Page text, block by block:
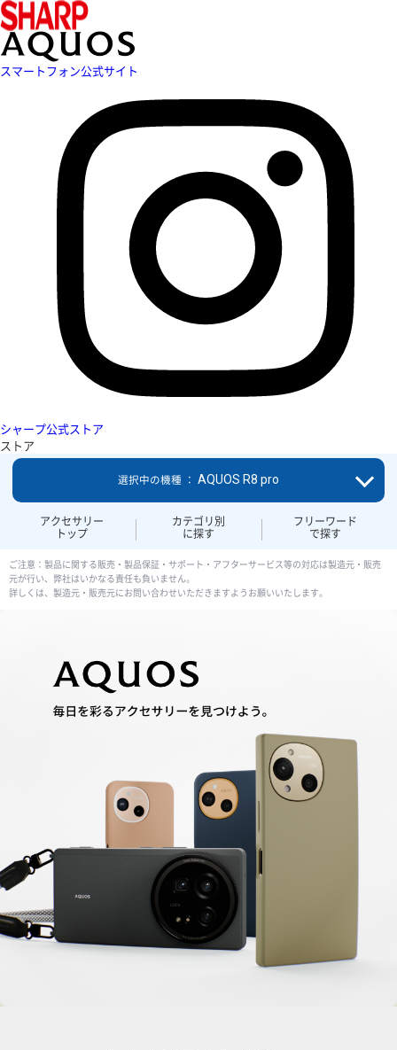
スマートフォン公式サイト
シャープ公式ストア
ストア
アクセサリー
トップ
カテゴリ別
に探す
フリーワード
で探す
選択中の機種 ： AQUOS R8 pro
ご注意：製品に関する販売・製品保証・サポート・アフターサービス等の対応は製造元・販売
元が行い、弊社はいかなる責任も負いません。
詳しくは、製造元・販売元にお問い合わせいただきますようお願いいたします。